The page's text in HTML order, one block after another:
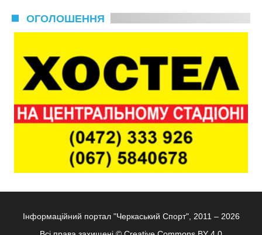
ОГОЛОШЕННЯ
Інформаційний портал "Черкаський Спорт", 2011 – 2026